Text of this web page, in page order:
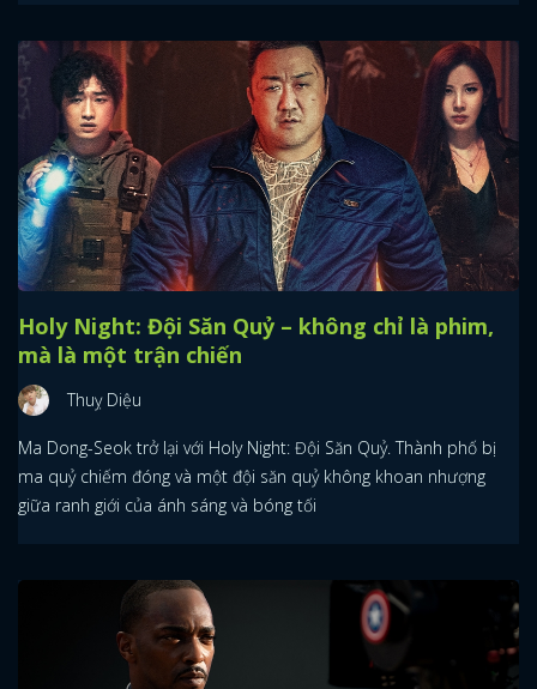
Holy Night: Đội Săn Quỷ – không chỉ là phim,
mà là một trận chiến
Thuỵ Diệu
Ma Dong-Seok trở lại với Holy Night: Đội Săn Quỷ. Thành phố bị
ma quỷ chiếm đóng và một đội săn quỷ không khoan nhượng
giữa ranh giới của ánh sáng và bóng tối